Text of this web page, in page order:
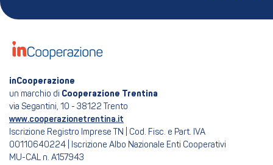
inCooperazione
un marchio di Cooperazione Trentina
via Segantini, 10 - 38122 Trento
www.cooperazionetrentina.it
Iscrizione Registro Imprese TN | Cod. Fisc. e Part. IVA
00110640224 | Iscrizione Albo Nazionale Enti Cooperativi
MU-CAL n. A157943